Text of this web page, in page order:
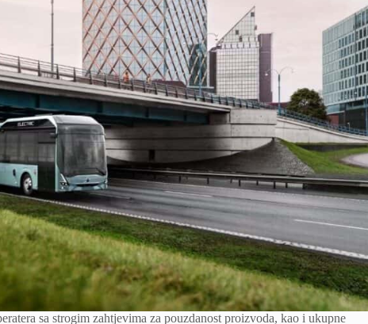
sa strogim zahtjevima za pouzdanost proizvoda, kao i ukupne